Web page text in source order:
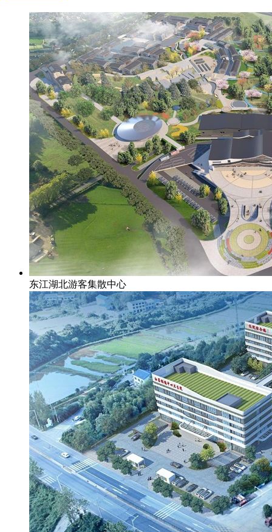
东江湖北游客集散中心